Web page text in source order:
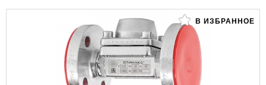
В ИЗБРАННОЕ